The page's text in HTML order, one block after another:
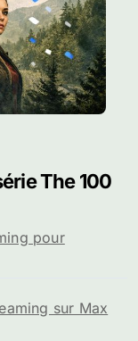
The 100
pour
sur Max